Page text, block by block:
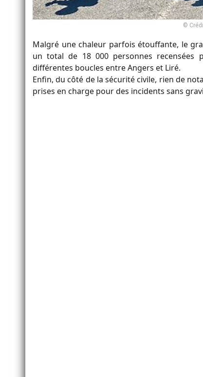
©
Malgré une chaleur parfois étouffante, le
un total de 18 000 personnes recensées
différentes boucles entre Angers et Liré.
Enfin, du côté de la sécurité civile, rien de
prises en charge pour des incidents sans